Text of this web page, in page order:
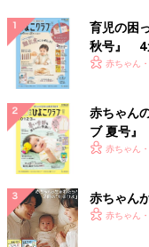
育児の困
秋号』 4
いっぱい
赤ちゃん
赤ちゃん
ブ 夏号』
く！ おっ
赤ちゃん
赤ちゃん
赤ちゃん